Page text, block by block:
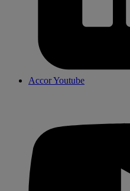
Accor Youtube